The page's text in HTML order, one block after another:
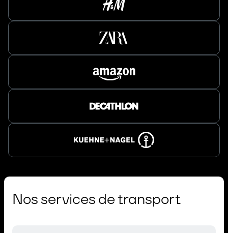
Nos services de transport